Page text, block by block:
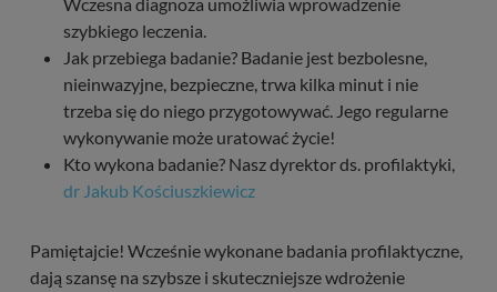
Wczesna diagnoza umożliwia wprowadzenie
szybkiego leczenia.
Jak przebiega badanie? Badanie jest bezbolesne,
nieinwazyjne, bezpieczne, trwa kilka minut i nie
trzeba się do niego przygotowywać. Jego regularne
wykonywanie może uratować życie!
Kto wykona badanie? Nasz dyrektor ds. profilaktyki,
dr Jakub Kościuszkiewicz
Pamiętajcie! Wcześnie wykonane badania profilaktyczne,
dają szansę na szybsze i skuteczniejsze wdrożenie